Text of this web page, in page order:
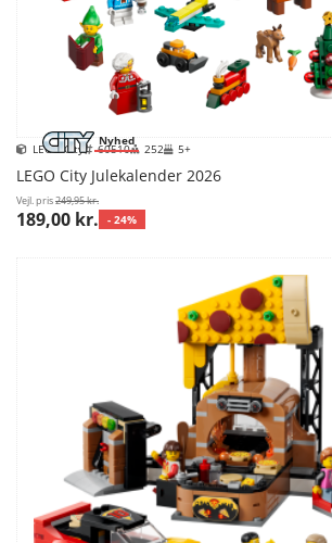
Nyhed
LEGO City 60510 252 5+
LEGO City Julekalender 2026
Vejl. pris249,95 kr.
189,00 kr. - 24%